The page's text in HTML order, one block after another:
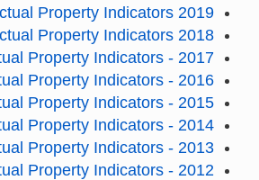
Property Indicators 2019
Property Indicators 2018
Property Indicators - 2017
Property Indicators - 2016
Property Indicators - 2015
Property Indicators - 2014
Property Indicators - 2013
Property Indicators - 2012